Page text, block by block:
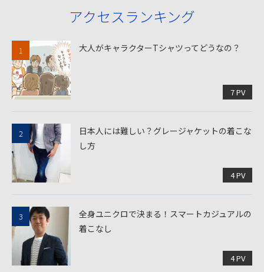
アクセスランキング
大人がキャラクターTシャツってどうなの？
7 PV
日本人には難しい？グレージャケットの着こな
し方
4 PV
全身ユニクロで決まる！スマートカジュアルの
着こなし
4 PV